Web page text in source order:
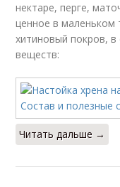
нектаре, перге,
ценное в маленьком
хитиновый покров,
веществ:
Читать дальше →